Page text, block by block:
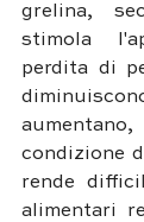
grelina,
stimola
perdita di
condizione
rende
alimentari